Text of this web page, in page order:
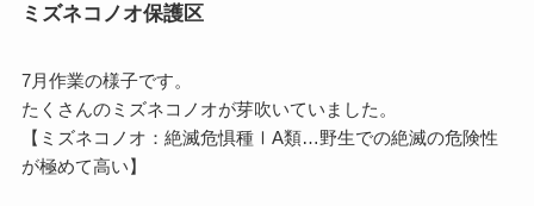
ミズネコノオ保護区
7月作業の様子です。
たくさんのミズネコノオが芽吹いていました。
【ミズネコノオ：絶滅危惧種ⅠA類…野生での絶滅の危険性
が極めて高い】